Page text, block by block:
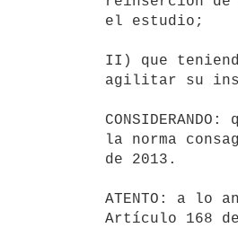
el estudio;
II) que
agilitar su
la norma
de 2013.
ATENTO: a lo
Artículo 168